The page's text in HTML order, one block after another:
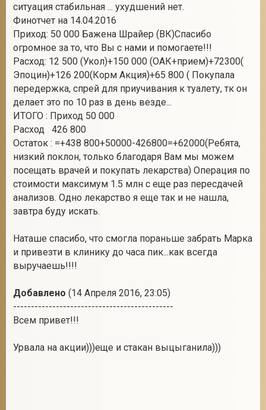
ситуация стабильная ... ухудшений нет.
Финотчет на 14.04.2016
Приход: 50 000 Бажена Шрайер (ВК)Спасибо
огромное за то, что Вы с нами и помогаете!!!
Расход: 12 500 (Укол)+150 000 (ОАК+прием)+72300(
Эпоцин)+126 200(Корм Акция)+65 800 ( Покупала
передержка, спрей для приучивания к туалету, тк он
делает это по 10 раз в день везде...
ИТОГО : Приход 50 000
Расход 426 800
Остаток : =+438 800+50000-426800=+62000(Ребята,
низкий поклон, только благодаря Вам мы можем
посещать врачей и покупать лекарства) Операция по
стоимости максимум 1.5 млн с еще раз пересдачей
анализов. Одно лекарство я еще так и не нашла,
завтра буду искать.
Наташе спасибо, что смогла пораньше забрать Марка
и привезти в клинику до часа пик...как всегда
выручаешь!!!!
Добавлено (14 Апреля 2016, 23:05)
---------------------------------------------
Всем привет!!!
Урвала на акции)))еще и стакан выцыганила)))